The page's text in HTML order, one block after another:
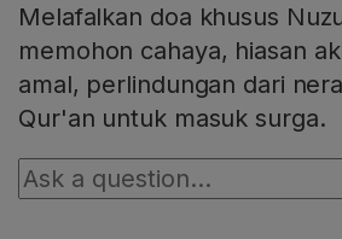
Melafalkan doa khusus
memohon cahaya, hiasan
amal, perlindungan dari
Qur'an untuk masuk surga.